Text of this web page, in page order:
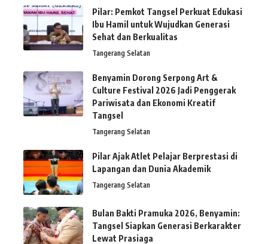
Pilar: Pemkot Tangsel Perkuat Edukasi
Ibu Hamil untuk Wujudkan Generasi
Sehat dan Berkualitas
Tangerang Selatan
Benyamin Dorong Serpong Art &
Culture Festival 2026 Jadi Penggerak
Pariwisata dan Ekonomi Kreatif
Tangsel
Tangerang Selatan
Pilar Ajak Atlet Pelajar Berprestasi di
Lapangan dan Dunia Akademik
Tangerang Selatan
Bulan Bakti Pramuka 2026, Benyamin:
Tangsel Siapkan Generasi Berkarakter
Lewat Prasiaga